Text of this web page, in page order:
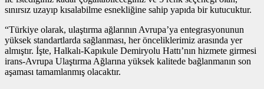
sınırsız uzayıp kısalabilme esnekliğine sahip yapıda bir kutucuktur.
“Türkiye olarak, ulaştırma ağlarının Avrupa’ya entegrasyonunun
yüksek standartlarda sağlanması, her önceliklerimiz arasında yer
almıştır. İşte, Halkalı-Kapıkule Demiryolu Hattı’nın hizmete girmesi
irans-Avrupa Ulaştırma Ağlarına yüksek kalitede bağlanmanın son
aşaması tamamlanmış olacaktır.